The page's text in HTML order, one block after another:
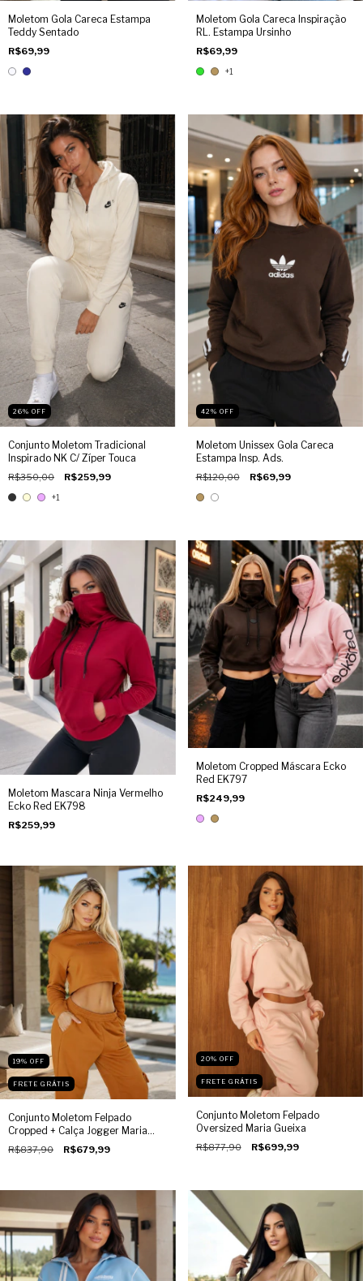
Moletom Gola Careca Estampa
Teddy Sentado
R$69,99
Moletom Gola Careca Inspiração
RL. Estampa Ursinho
R$69,99
+1
26% OFF
Conjunto Moletom Tradicional
Inspirado NK C/ Zíper Touca
R$350,00 R$259,99
+1
42 % OFF
Moletom Unissex Gola Careca
Estampa Insp. Ads.
R$120,00 R$69,99
Moletom Mascara Ninja Vermelho
Ecko Red EK798
R$259,99
Moletom Cropped Máscara Ecko
Red EK797
R$249,99
19% OFF
FRETE GRÁTIS
Conjunto Moletom Felpado
Cropped + Calça Jogger Maria
Gueixa
R$837,90 R$679,99
20% OFF
FRETE GRÁTIS
Conjunto Moletom Felpado
Oversized Maria Gueixa
R$877,90 R$699,99